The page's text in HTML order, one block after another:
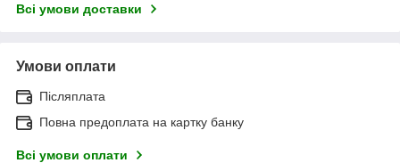
Всі умови доставки
Умови оплати
Післяплата
Повна предоплата на картку банку
Всі умови оплати